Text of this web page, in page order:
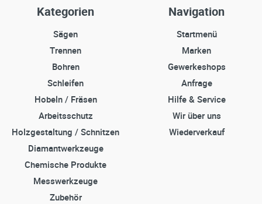
Kategorien
Sägen
Trennen
Bohren
Schleifen
Hobeln / Fräsen
Arbeitsschutz
Holzgestaltung / Schnitzen
Diamantwerkzeuge
Chemische Produkte
Messwerkzeuge
Zubehör
Navigation
Startmenü
Marken
Gewerkeshops
Anfrage
Hilfe & Service
Wir über uns
Wiederverkauf